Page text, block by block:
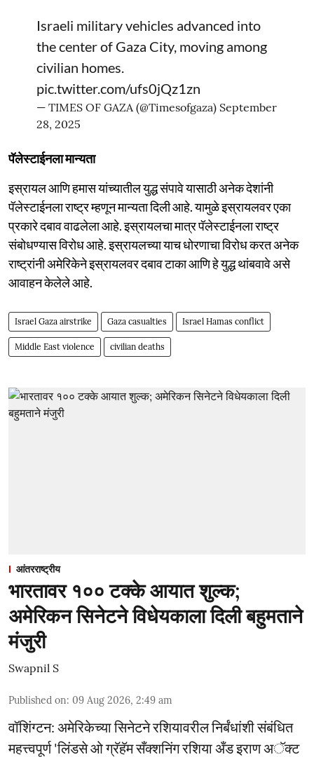
Israeli military vehicles advanced into
the center of Gaza City, moving among
civilian homes.
pic.twitter.com/ufs0jQz1zn
— TIMES OF GAZA (@Timesofgaza) September
28, 2025
पॅलेस्टाईनला मान्यता
इस्रायल आणि हमास यांच्यातील युद्ध संपावे यासाठी अनेक देशांनी
पॅलेस्टाईनला राष्ट्र म्हणून मान्यता दिली आहे. यामुळे इस्रायलवर एका
प्रकारे दबाव वाढलेला आहे. इस्रायलचा मात्र पॅलेस्टाईनला राष्ट्र
संबोधण्यास विरोध आहे. इस्रायलच्या याच धोरणाचा विरोध करत अनेक
राष्ट्रांनी अमेरिकेने इस्रायलवर दबाव टाका आणि हे युद्ध थांबवावे असे
आवाहन केलेले आहे.
Israel Gaza airstrike Gaza casualties Israel Hamas conflict
Middle East violence civilian deaths
आंतरराष्ट्रीय
भारतावर १०० टक्के आयात शुल्क;
अमेरिकन सिनेटने विधेयकाला दिली बहुमताने
मंजुरी
Swapnil S
Published on: 09 Aug 2026, 2:49 am
वॉशिंग्टन: अमेरिकेच्या सिनेटने रशियावरील निर्बंधांशी संबंधित
महत्त्वपूर्ण 'लिंडसे ओ ग्रॅहॅम सँक्शनिंग रशिया अँड इराण अॅक्ट